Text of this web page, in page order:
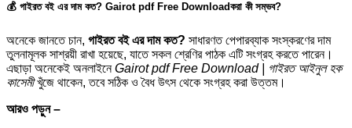
💰 গাইরত বই এর দাম কত? Gairot pdf Free Downloadকরা কী সম্ভব?
অনেকে জানতে চান, গাইরত বই এর দাম কত? সাধারণত পেপারব্যাক সংস্করণের দাম
তুলনামূলক সাশ্রয়ী রাখা হয়েছে, যাতে সকল শ্রেণির পাঠক এটি সংগ্রহ করতে পারেন।
এছাড়া অনেকেই অনলাইনেGairot pdf Free Download | গাইরত আইনুল হক
কাসেমীখুঁজে থাকেন, তবে সঠিক ও বৈধ উৎস থেকে সংগ্রহ করা উত্তম।
আরও পড়ুন –